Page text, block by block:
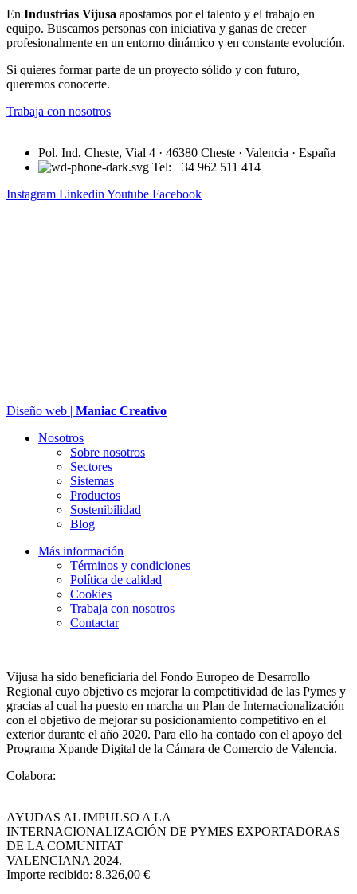
En Industrias Vijusa apostamos por el talento y el trabajo en
equipo. Buscamos personas con iniciativa y ganas de crecer
profesionalmente en un entorno dinámico y en constante evolución.
Si quieres formar parte de un proyecto sólido y con futuro,
queremos conocerte.
Trabaja con nosotros
Pol. Ind. Cheste, Vial 4 · 46380 Cheste · Valencia · España
Tel: +34 962 511 414
Instagram Linkedin Youtube Facebook
Diseño web | Maniac Creativo
Nosotros
Sobre nosotros
Sectores
Sistemas
Productos
Sostenibilidad
Blog
Más información
Términos y condiciones
Política de calidad
Cookies
Trabaja con nosotros
Contactar
Vijusa ha sido beneficiaria del Fondo Europeo de Desarrollo
Regional cuyo objetivo es mejorar la competitividad de las Pymes y
gracias al cual ha puesto en marcha un Plan de Internacionalización
con el objetivo de mejorar su posicionamiento competitivo en el
exterior durante el año 2020. Para ello ha contado con el apoyo del
Programa Xpande Digital de la Cámara de Comercio de Valencia.
Colabora:
AYUDAS AL IMPULSO A LA
INTERNACIONALIZACIÓN DE PYMES EXPORTADORAS
DE LA COMUNITAT
VALENCIANA 2024.
Importe recibido: 8.326,00 €